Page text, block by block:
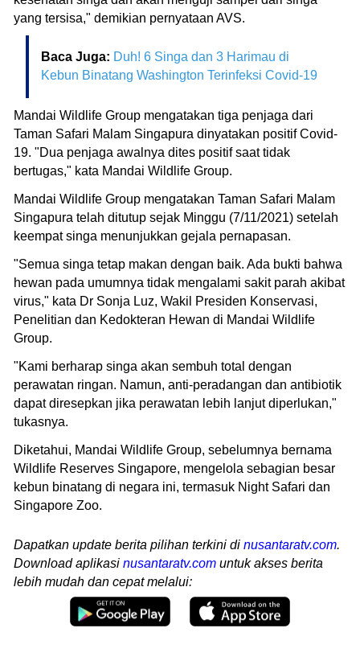
yang tersisa," demikian pernyataan AVS.
Baca Juga: Duh! 6 Singa dan 3 Harimau di
Kebun Binatang Washington Terinfeksi Covid-19
Mandai Wildlife Group mengatakan tiga penjaga dari
Taman Safari Malam Singapura dinyatakan positif Covid-
19. "Dua penjaga awalnya dites positif saat tidak
bertugas," kata Mandai Wildlife Group.
Mandai Wildlife Group mengatakan Taman Safari Malam
Singapura telah ditutup sejak Minggu (7/11/2021) setelah
keempat singa menunjukkan gejala pernapasan.
"Semua singa tetap makan dengan baik. Ada bukti bahwa
hewan pada umumnya tidak mengalami sakit parah akibat
virus," kata Dr Sonja Luz, Wakil Presiden Konservasi,
Penelitian dan Kedokteran Hewan di Mandai Wildlife
Group.
"Kami berharap singa akan sembuh total dengan
perawatan ringan. Namun, anti-peradangan dan antibiotik
dapat diresepkan jika perawatan lebih lanjut diperlukan,"
tukasnya.
Diketahui, Mandai Wildlife Group, sebelumnya bernama
Wildlife Reserves Singapore, mengelola sebagian besar
kebun binatang di negara ini, termasuk Night Safari dan
Singapore Zoo.
Dapatkan update berita pilihan terkini di nusantaratv.com.
Download aplikasi nusantaratv.com untuk akses berita
lebih mudah dan cepat melalui: